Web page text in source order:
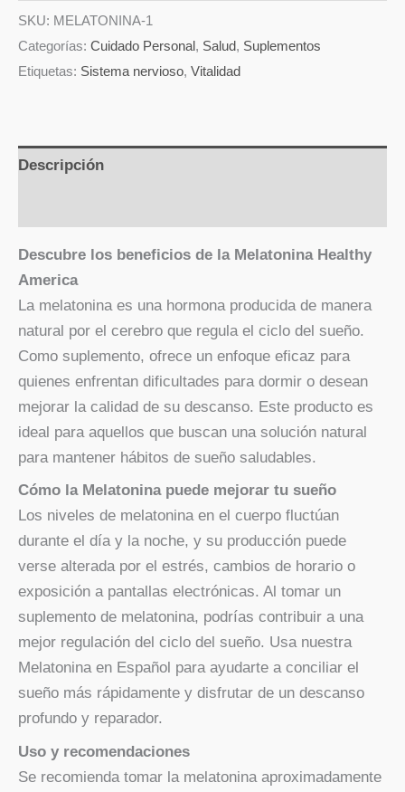
SKU: MELATONINA-1
Categorías: Cuidado Personal, Salud, Suplementos
Etiquetas: Sistema nervioso, Vitalidad
Descripción
Descubre los beneficios de la Melatonina Healthy
America
La melatonina es una hormona producida de manera
natural por el cerebro que regula el ciclo del sueño.
Como suplemento, ofrece un enfoque eficaz para
quienes enfrentan dificultades para dormir o desean
mejorar la calidad de su descanso. Este producto es
ideal para aquellos que buscan una solución natural
para mantener hábitos de sueño saludables.
Cómo la Melatonina puede mejorar tu sueño
Los niveles de melatonina en el cuerpo fluctúan
durante el día y la noche, y su producción puede
verse alterada por el estrés, cambios de horario o
exposición a pantallas electrónicas. Al tomar un
suplemento de melatonina, podrías contribuir a una
mejor regulación del ciclo del sueño. Usa nuestra
Melatonina en Español para ayudarte a conciliar el
sueño más rápidamente y disfrutar de un descanso
profundo y reparador.
Uso y recomendaciones
Se recomienda tomar la melatonina aproximadamente